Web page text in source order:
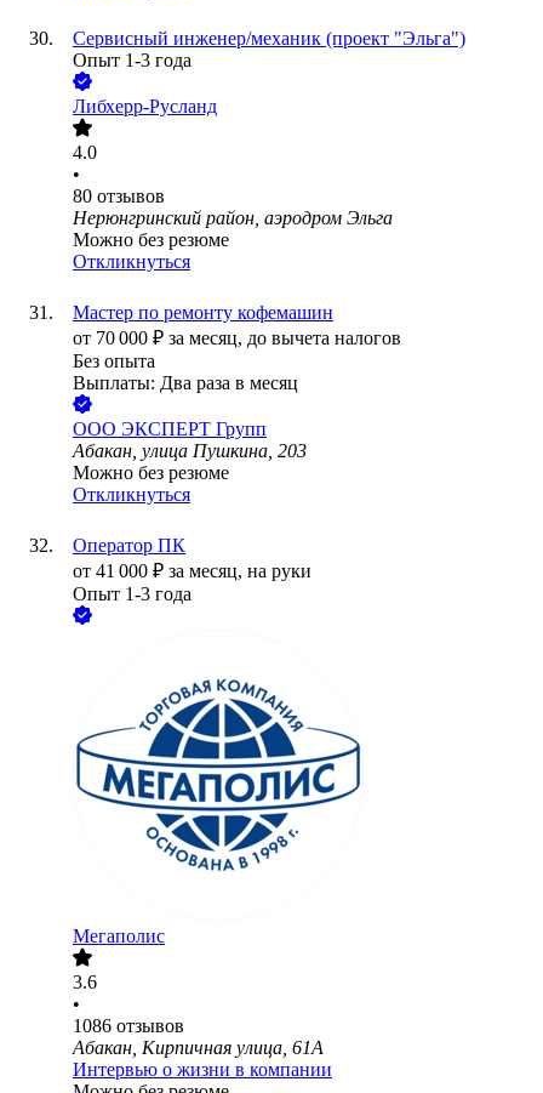
Сервисный инженер/механик (проект "Эльга")
Опыт 1-3 года
Либхерр-Русланд
4.0
•
80 отзывов
Нерюнгринский район, аэродром Эльга
Можно без резюме
Откликнуться
Мастер по ремонту кофемашин
от 70 000 ₽ за месяц, до вычета налогов
Без опыта
Выплаты: Два раза в месяц
ООО ЭКСПЕРТ Групп
Абакан, улица Пушкина, 203
Можно без резюме
Откликнуться
Оператор ПК
от 41 000 ₽ за месяц, на руки
Опыт 1-3 года
Мегаполис
3.6
•
1086 отзывов
Абакан, Кирпичная улица, 61А
Интервью о жизни в компании